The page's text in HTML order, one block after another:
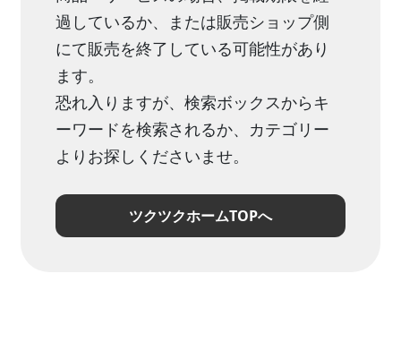
過しているか、または販売ショップ側
にて販売を終了している可能性があり
ます。
恐れ入りますが、検索ボックスからキ
ーワードを検索されるか、カテゴリー
よりお探しくださいませ。
ツクツクホームTOPへ